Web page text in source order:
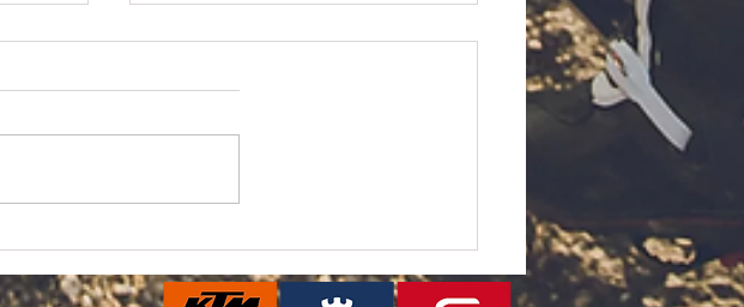
ます
お得なキャンペーン複数実施
中です‼